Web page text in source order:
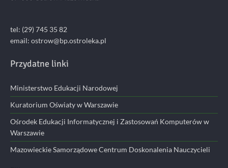
tel: (29) 745 35 82
email: ostrow@bp.ostroleka.pl
Przydatne linki
Ministerstwo Edukacji Narodowej
Kuratorium Oświaty w Warszawie
Ośrodek Edukacji Informatycznej i Zastosowań Komputerów w
Warszawie
Mazowieckie Samorządowe Centrum Doskonalenia Nauczycieli